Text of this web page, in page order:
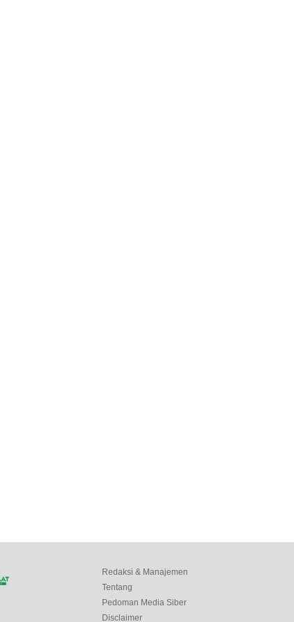
Redaksi & Manajemen
Tentang
Pedoman Media Siber
Disclaimer